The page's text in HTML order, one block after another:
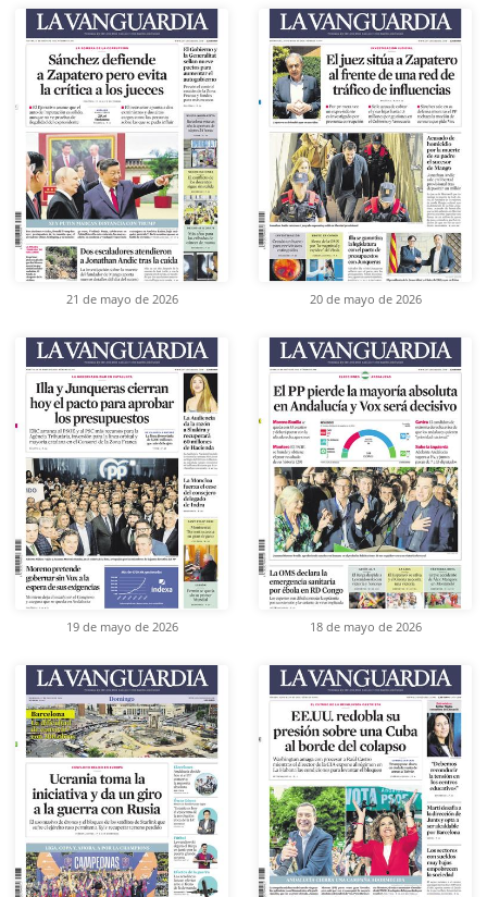
21 de mayo de 2026 20 de mayo de 2026
19 de mayo de 2026 18 de mayo de 2026